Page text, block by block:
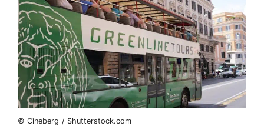
© Cineberg / Shutterstock.com